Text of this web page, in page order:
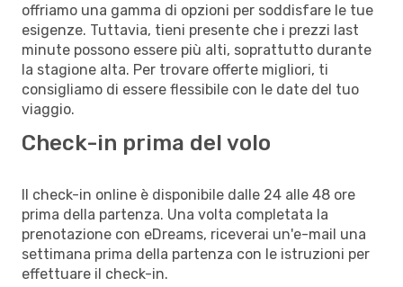
offriamo una gamma di opzioni per soddisfare le tue
esigenze. Tuttavia, tieni presente che i prezzi last
minute possono essere più alti, soprattutto durante
la stagione alta. Per trovare offerte migliori, ti
consigliamo di essere flessibile con le date del tuo
viaggio.
Check-in prima del volo
Il check-in online è disponibile dalle 24 alle 48 ore
prima della partenza. Una volta completata la
prenotazione con eDreams, riceverai un'e-mail una
settimana prima della partenza con le istruzioni per
effettuare il check-in.